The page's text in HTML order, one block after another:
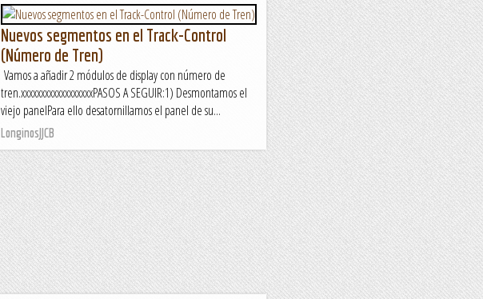
Nuevos segmentos en el Track-Control
(Número de Tren)
Vamos a añadir 2 módulos de display con número de
tren.xxxxxxxxxxxxxxxxxxPASOS A SEGUIR:1) Desmontamos el
viejo panelPara ello desatornillamos el panel de su...
LonginosJJCB